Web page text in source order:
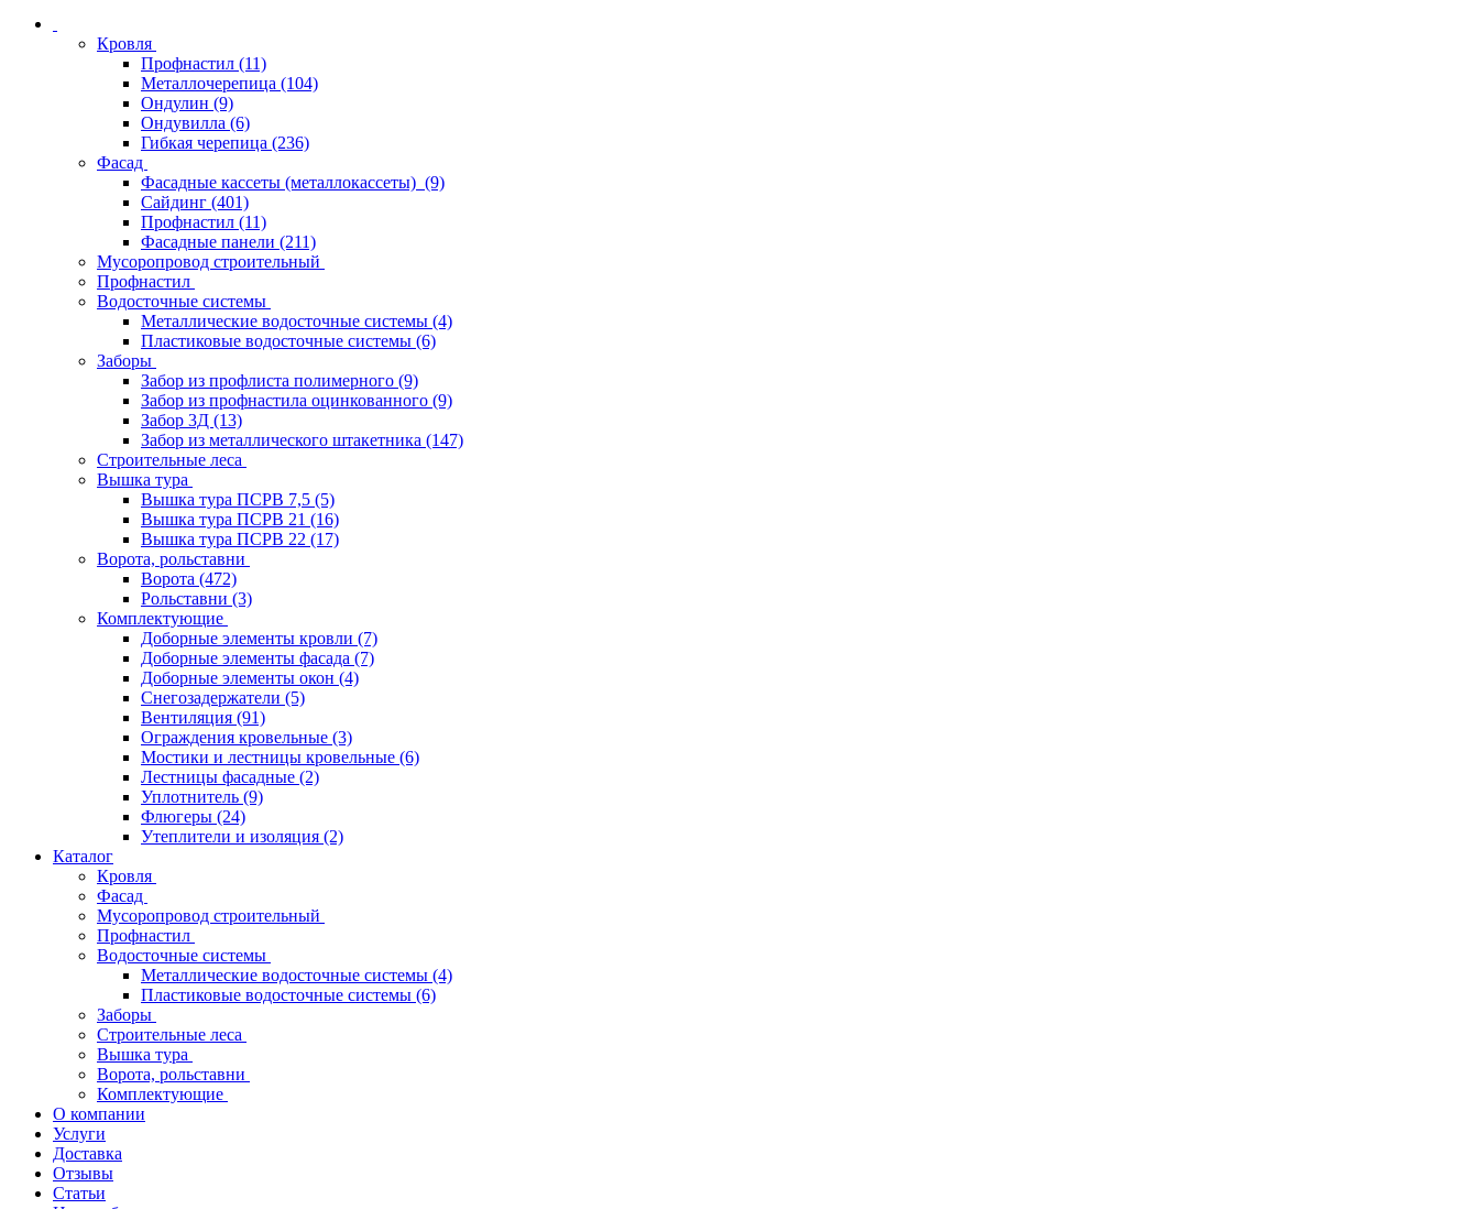
Кровля
Профнастил (11)
Металлочерепица (104)
Ондулин (9)
Ондувилла (6)
Гибкая черепица (236)
Фасад
Фасадные кассеты (металлокассеты) (9)
Сайдинг (401)
Профнастил (11)
Фасадные панели (211)
Мусоропровод строительный
Профнастил
Водосточные системы
Металлические водосточные системы (4)
Пластиковые водосточные системы (6)
Заборы
Забор из профлиста полимерного (9)
Забор из профнастила оцинкованного (9)
Забор 3Д (13)
Забор из металлического штакетника (147)
Строительные леса
Вышка тура
Вышка тура ПСРВ 7,5 (5)
Вышка тура ПСРВ 21 (16)
Вышка тура ПСРВ 22 (17)
Ворота, рольставни
Ворота (472)
Рольставни (3)
Комплектующие
Доборные элементы кровли (7)
Доборные элементы фасада (7)
Доборные элементы окон (4)
Снегозадержатели (5)
Вентиляция (91)
Ограждения кровельные (3)
Мостики и лестницы кровельные (6)
Лестницы фасадные (2)
Уплотнитель (9)
Флюгеры (24)
Утеплители и изоляция (2)
Каталог
Кровля
Фасад
Мусоропровод строительный
Профнастил
Водосточные системы
Металлические водосточные системы (4)
Пластиковые водосточные системы (6)
Заборы
Строительные леса
Вышка тура
Ворота, рольставни
Комплектующие
О компании
Услуги
Доставка
Отзывы
Статьи